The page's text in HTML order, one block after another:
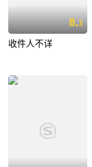
8.3
收件人不详